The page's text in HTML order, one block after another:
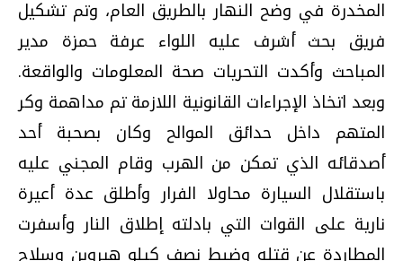
المخدرة في وضح النهار بالطريق العام، وتم تشكيل
فريق بحث أشرف عليه اللواء عرفة حمزة مدير
المباحث وأكدت التحريات صحة المعلومات والواقعة.
وبعد اتخاذ الإجراءات القانونية اللازمة تم مداهمة وكر
المتهم داخل حدائق الموالح وكان بصحبة أحد
أصدقائه الذي تمكن من الهرب وقام المجني عليه
باستقلال السيارة محاولا الفرار وأطلق عدة أعيرة
نارية على القوات التي بادلته إطلاق النار وأسفرت
المطاردة عن قتله وضبط نصف كيلو هيروين وسلاح